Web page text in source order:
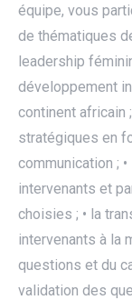
équipe, vous
de thématiques
leadership
développement
continent africain
stratégiques en
communication ;
intervenants et
choisies ; • la
intervenants à la
questions et du
validation des